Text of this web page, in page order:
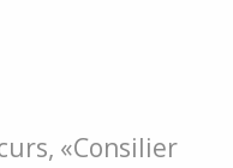
«Consilier